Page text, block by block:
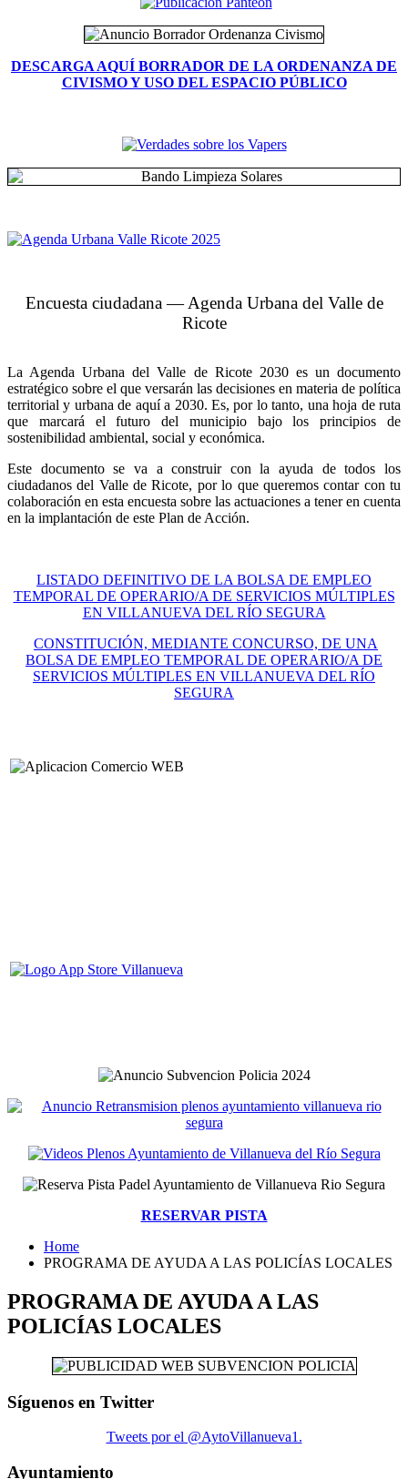
DESCARGA AQUÍ BORRADOR DE LA ORDENANZA DE
CIVISMO Y USO DEL ESPACIO PÚBLICO
Encuesta ciudadana — Agenda Urbana del Valle de
Ricote
La Agenda Urbana del Valle de Ricote 2030 es un documento
estratégico sobre el que versarán las decisiones en materia de política
territorial y urbana de aquí a 2030. Es, por lo tanto, una hoja de ruta
que marcará el futuro del municipio bajo los principios de
sostenibilidad ambiental, social y económica.
Este documento se va a construir con la ayuda de todos los
ciudadanos del Valle de Ricote, por lo que queremos contar con tu
colaboración en esta encuesta sobre las actuaciones a tener en cuenta
en la implantación de este Plan de Acción.
LISTADO DEFINITIVO DE LA BOLSA DE EMPLEO
TEMPORAL DE OPERARIO/A DE SERVICIOS MÚLTIPLES
EN VILLANUEVA DEL RÍO SEGURA
CONSTITUCIÓN, MEDIANTE CONCURSO, DE UNA
BOLSA DE EMPLEO TEMPORAL DE OPERARIO/A DE
SERVICIOS MÚLTIPLES EN VILLANUEVA DEL RÍO
SEGURA
RESERVAR PISTA
Home
PROGRAMA DE AYUDA A LAS POLICÍAS LOCALES
PROGRAMA DE AYUDA A LAS
POLICÍAS LOCALES
Síguenos en Twitter
Tweets por el @AytoVillanueva1.
Ayuntamiento